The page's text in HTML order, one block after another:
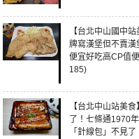
【台北中山國中
牌寫漢堡但不賣漢
便宜好吃高CP值
185)
【台北中山站美
了！七條通1970
「針線包」不見